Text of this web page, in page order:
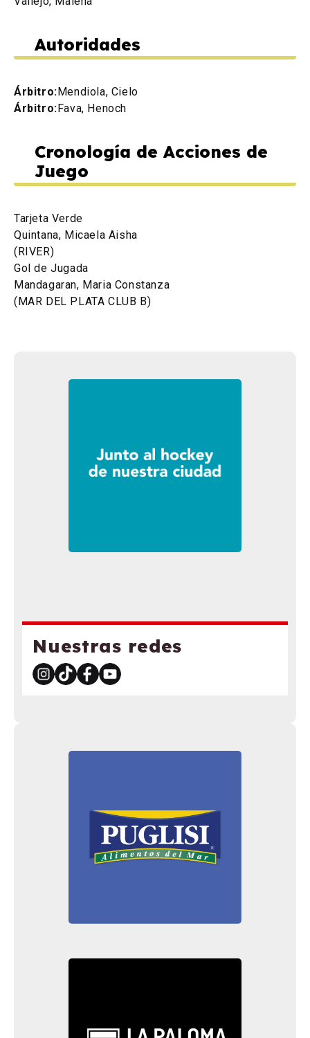
Nuestras redes
Autoridades
Árbitro:Mendiola, Cielo
Árbitro:Fava, Henoch
Cronología de Acciones de
Juego
Tarjeta Verde
Quintana, Micaela Aisha
(RIVER)
Gol de Jugada
Mandagaran, Maria Constanza
(MAR DEL PLATA CLUB B)